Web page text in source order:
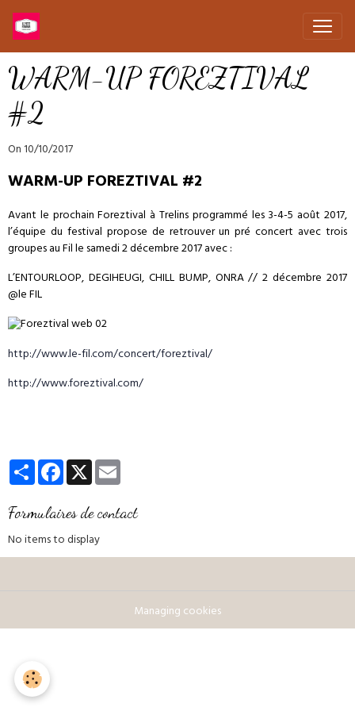
WARM-UP FOREZTIVAL
#2
On 10/10/2017
WARM-UP FOREZTIVAL #2
Avant le prochain Foreztival à Trelins programmé les 3-4-5 août 2017,
l’équipe du festival propose de retrouver un pré concert avec trois
groupes au Fil le samedi 2 décembre 2017 avec :
L’ENTOURLOOP, DEGIHEUGI, CHILL BUMP, ONRA // 2 décembre 2017
@le FIL
http://www.le-fil.com/concert/foreztival/
http://www.foreztival.com/
PartagerFacebook
X
Formulaires de contact
No items to display
Managing cookies